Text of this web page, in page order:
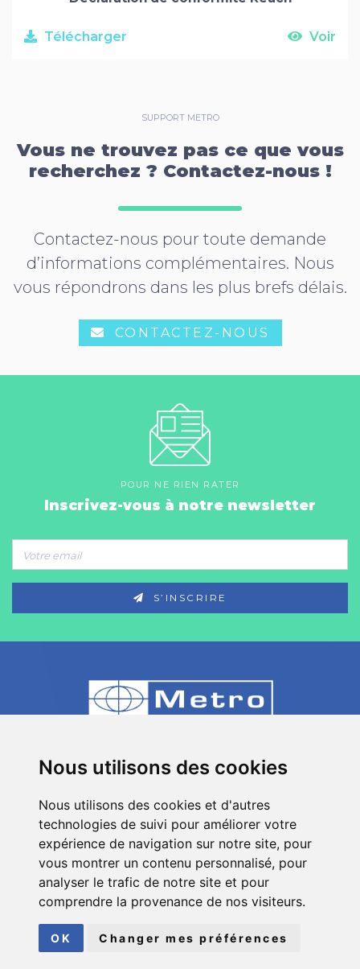
Nous utilisons des cookies
Nous utilisons des cookies et d'autres
technologies de suivi pour améliorer votre
expérience de navigation sur notre site, pour
vous montrer un contenu personnalisé, pour
analyser le trafic de notre site et pour
comprendre la provenance de nos visiteurs.
OK Changer mes préférences
Télécharger Voir
SUPPORT METRO
Vous ne trouvez pas ce que vous
recherchez ? Contactez-nous !
Contactez-nous pour toute demande
d’informations complémentaires. Nous
vous répondrons dans les plus brefs délais.
CONTACTEZ-NOUS
POUR NE RIEN RATER
Inscrivez-vous à notre newsletter
S’INSCRIRE
80 Impasse des Chapotines - ZAE Chez
+33 (0)4 50 39 08 49
info[a]metro-fr.com
SuivezMetro
sur les réseaux sociaux
MENTIONS LÉGALES |PLAN DU SITE